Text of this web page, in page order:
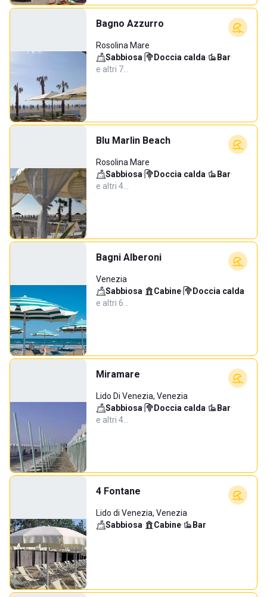
Bagno Azzurro
Rosolina Mare
Sabbiosa· Doccia calda· Bar·
e altri 7…
Blu Marlin Beach
Rosolina Mare
Sabbiosa· Doccia calda· Bar·
e altri 4…
Bagni Alberoni
Venezia
Sabbiosa· Cabine· Doccia calda·
e altri 6…
Miramare
Lido Di Venezia, Venezia
Sabbiosa· Doccia calda· Bar·
e altri 4…
4 Fontane
Lido di Venezia, Venezia
Sabbiosa· Cabine· Bar